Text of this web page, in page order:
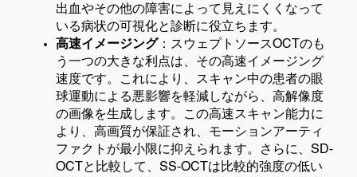
出血やその他の障害によって見えにくくなって
いる病状の可視化と診断に役立ちます。
高速イメージング ：スウェプトソースOCTのも
う一つの大きな利点は、その高速イメージング
速度です。これにより、スキャン中の患者の眼
球運動による悪影響を軽減しながら、高解像度
の画像を生成します。この高速スキャン能力に
より、高画質が保証され、モーションアーティ
ファクトが最小限に抑えられます。さらに、SD-
OCTと比較して、SS-OCTは比較的強度の低い